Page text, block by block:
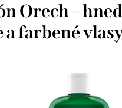
Orech –
a farbené